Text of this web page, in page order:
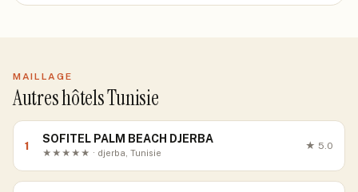
MAILLAGE
Autres hôtels Tunisie
1
SOFITEL PALM BEACH DJERBA
★★★★★ · djerba, Tunisie
★ 5.0